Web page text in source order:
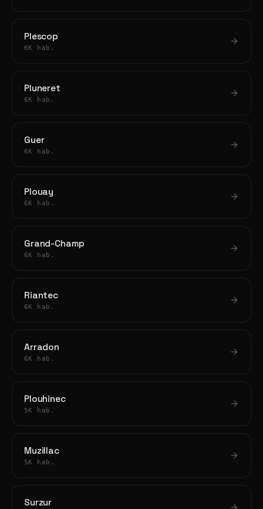
Plescop
6K hab.
Pluneret
6K hab.
Guer
6K hab.
Plouay
6K hab.
Grand-Champ
6K hab.
Riantec
6K hab.
Arradon
6K hab.
Plouhinec
5K hab.
Muzillac
5K hab.
Surzur